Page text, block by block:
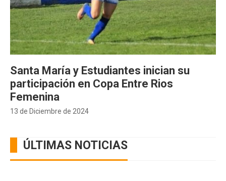
13 de Diciembre de 2024
Santa María y Estudiantes inician su
participación en Copa Entre Rios
Femenina
ÚLTIMAS NOTICIAS